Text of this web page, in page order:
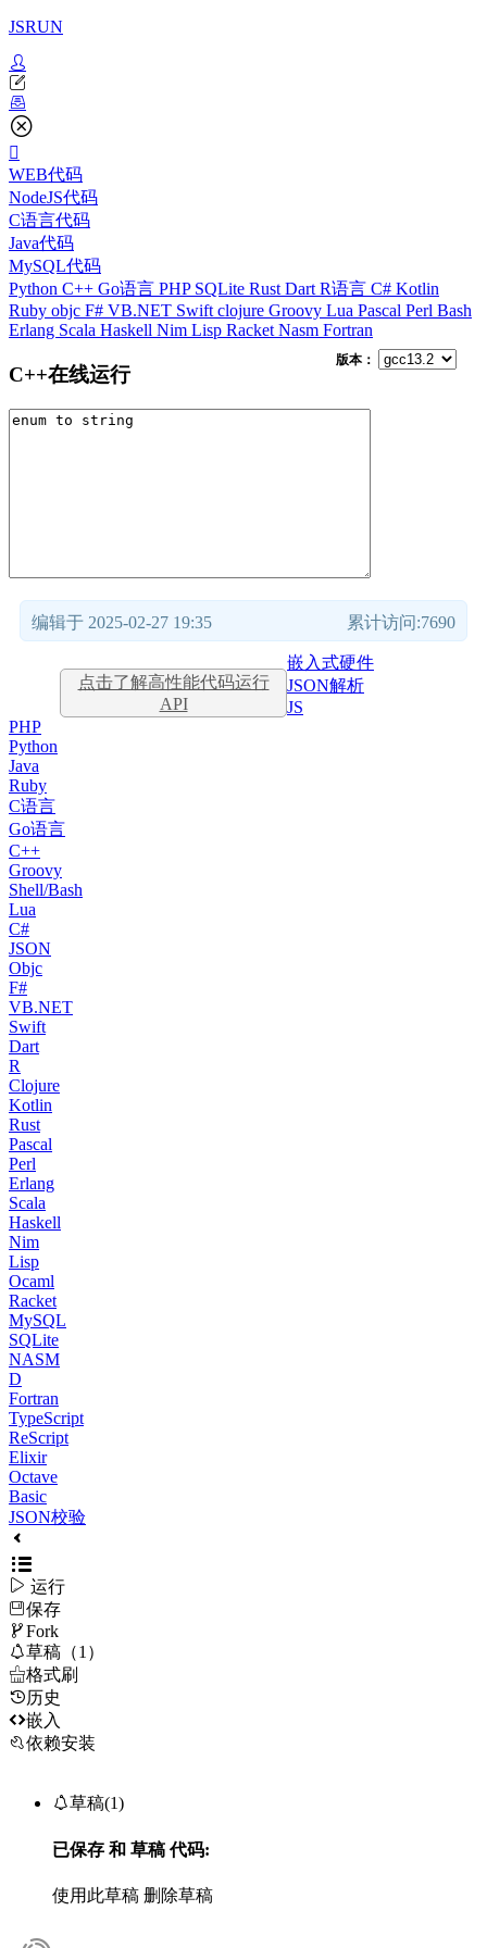
JSRUN
WEB代码
NodeJS代码
C语言代码
Java代码
MySQL代码
Python C++ Go语言 PHP SQLite Rust Dart R语言 C# Kotlin
Ruby objc F# VB.NET Swift clojure Groovy Lua Pascal Perl Bash
Erlang Scala Haskell Nim Lisp Racket Nasm Fortran
C++在线运行
版本：
编辑于 2025-02-27 19:35 累计访问:7690
点击了解高性能代码运行
API
嵌入式硬件
JSON解析
JS
PHP
Python
Java
Ruby
C语言
Go语言
C++
Groovy
Shell/Bash
Lua
C#
JSON
Objc
F#
VB.NET
Swift
Dart
R
Clojure
Kotlin
Rust
Pascal
Perl
Erlang
Scala
Haskell
Nim
Lisp
Ocaml
Racket
MySQL
SQLite
NASM
D
Fortran
TypeScript
ReScript
Elixir
Octave
Basic
JSON校验
 运行
保存
Fork
草稿（1）
格式刷
历史
嵌入
依赖安装
草稿(1)
已保存 和 草稿代码:
使用此草稿 删除草稿